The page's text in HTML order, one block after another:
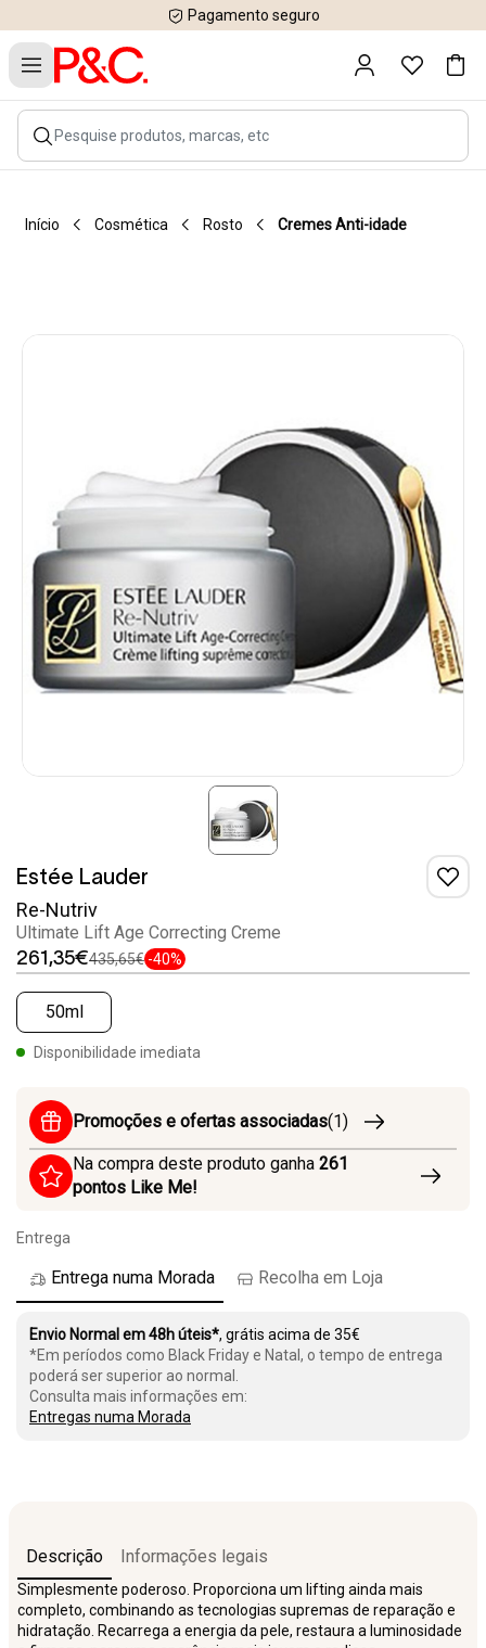
Pagamento seguro
Início Cosmética Rosto Cremes Anti-idade
Estée Lauder
Re-Nutriv
Ultimate Lift Age Correcting Creme
261,35€435,65€ -40%
50ml
Disponibilidade imediata
Promoções e ofertas associadas(1)
Na compra deste produto ganha 261
pontos Like Me!
Entrega
Entrega numa Morada Recolha em Loja
Envio Normal em 48h úteis*, grátis acima de 35€
*Em períodos como Black Friday e Natal, o tempo de entrega
poderá ser superior ao normal.
Consulta mais informações em:
Entregas numa Morada
Descrição Informações legais
Simplesmente poderoso. Proporciona um lifting ainda mais
completo, combinando as tecnologias supremas de reparação e
hidratação. Recarrega a energia da pele, restaura a luminosidade